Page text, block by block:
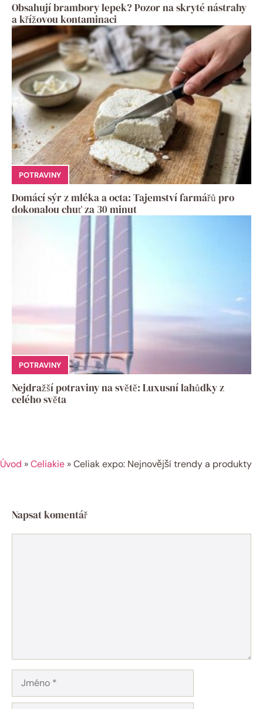
Obsahují brambory lepek? Pozor na skryté nástrahy
a křížovou kontaminaci
POTRAVINY
Domácí sýr z mléka a octa: Tajemství farmářů pro
dokonalou chuť za 30 minut
POTRAVINY
Nejdražší potraviny na světě: Luxusní lahůdky z
celého světa
Úvod »Celiakie »Celiak expo: Nejnovější trendy a produkty
Napsat komentář
Jméno